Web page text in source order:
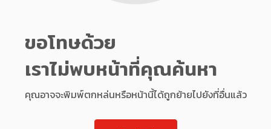
ขอโทษด้วย
เราไม่พบหน้าที่คุณค้นหา
คุณอาจจะพิมพ์ตกหล่นหรือหน้านี้ได้ถูกย้ายไปยังที่อื่นแล้ว